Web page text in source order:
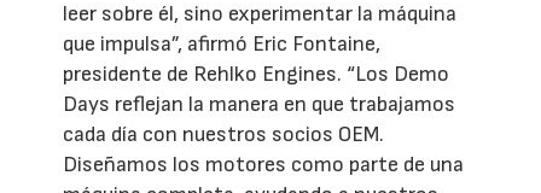
leer sobre él, sino experimentar la máquina
que impulsa”, afirmó Eric Fontaine,
presidente de Rehlko Engines. “Los Demo
Days reflejan la manera en que trabajamos
cada día con nuestros socios OEM.
Diseñamos los motores como parte de una